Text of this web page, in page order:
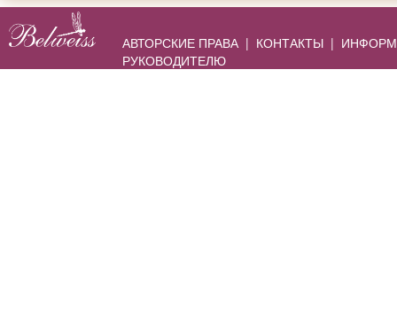
АВТОРСКИЕ ПРАВА| КОНТАКТЫ |
РУКОВОДИТЕЛЮ